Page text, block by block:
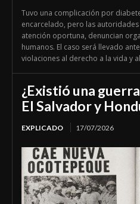
Tuvo una complicación por
encarcelado, pero las
atención oportuna, denuncian
humanos. El caso será llevado
violaciones al derecho a la vida y
¿Existió una
El Salvador y
EXPLICADO 17/07/2026